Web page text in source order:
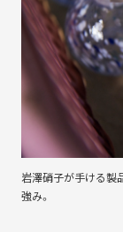
岩澤硝子が手ける製
強み。